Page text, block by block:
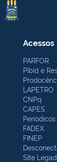
Acessos
PARFOR
Pibid e
LAPETRO
CNPq
CAPES
Periódicos
FADEX
FINEP
Site